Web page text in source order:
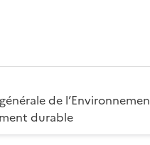
de
durable